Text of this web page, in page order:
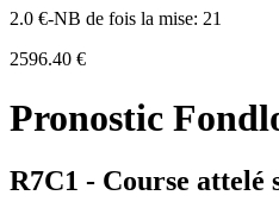
2.0 €-NB de fois la mise: 21
2596.40 €
Pronostic
R7C1 - Course attelé